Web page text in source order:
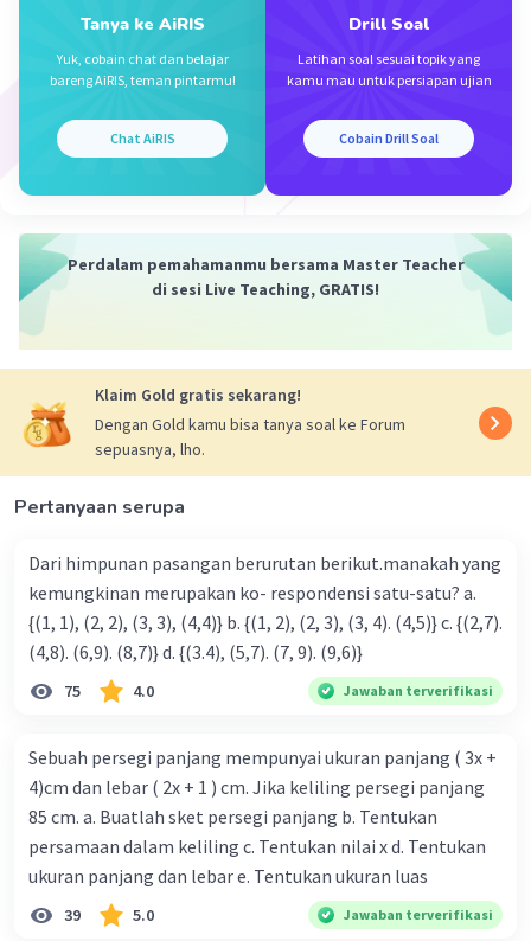
-4x ≥ -12
x ≤ 3
Oleh karena itu, jawabany adalah C. { ... , -1, 0, 1, 2,
3}
Iklan
Tanya ke AiRIS
Yuk, cobain chat dan belajar
bareng AiRIS, teman pintarmu!
Chat AiRIS
Drill Soal
Latihan soal sesuai topik yang
kamu mau untuk persiapan ujian
Cobain Drill Soal
Perdalam pemahamanmu bersama Master Teacher
di sesi Live Teaching, GRATIS!
Klaim Gold gratis sekarang!
Dengan Gold kamu bisa tanya soal ke Forum
sepuasnya, lho.
Pertanyaan serupa
Dari himpunan pasangan berurutan berikut.manakah yang
kemungkinan merupakan ko- respondensi satu-satu? a.
{(1, 1), (2, 2), (3, 3), (4,4)} b. {(1, 2), (2, 3), (3, 4). (4,5)} c. {(2,7).
(4,8). (6,9). (8,7)} d. {(3.4), (5,7). (7, 9). (9,6)}
75 4.0 Jawaban terverifikasi
Sebuah persegi panjang mempunyai ukuran panjang ( 3x +
4)cm dan lebar ( 2x + 1 ) cm. Jika keliling persegi panjang
85 cm. a. Buatlah sket persegi panjang b. Tentukan
persamaan dalam keliling c. Tentukan nilai x d. Tentukan
ukuran panjang dan lebar e. Tentukan ukuran luas
39 5.0 Jawaban terverifikasi